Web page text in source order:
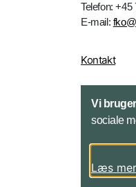
Telefon: +45
E-mail:
Kontakt
Vi
sociale
Læs